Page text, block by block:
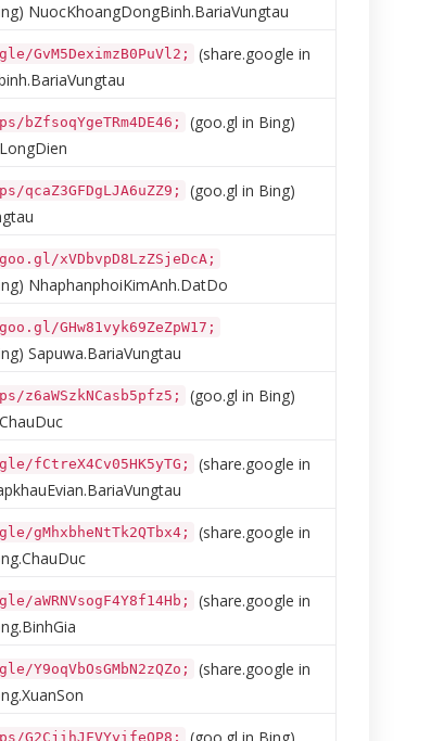
NuocKhoangDongBinh.BariaVungtau
GvM5DeximzB0PuVl2;
(share.google in
(goo.gl in Bing)
(goo.gl in Bing)
xVDbvpD8LzZSjeDcA;
NhaphanphoiKimAnh.DatDo
GHw81vyk69ZeZpW17;
Sapuwa.BariaVungtau
(goo.gl in Bing)
fCtreX4Cv05HK5yTG;
(share.google in
gMhxbheNtTk2QTbx4;
(share.google in
aWRNVsogF4Y8f14Hb;
(share.google in
(share.google in
G2CjihJFVYyifeQP8;